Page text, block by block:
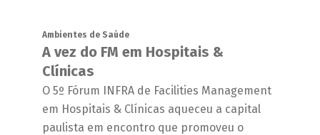
Ambientes de Saúde
A vez do FM em Hospitais &
Clínicas
O 5º Fórum INFRA de Facilities Management
em Hospitais & Clínicas aqueceu a capital
paulista em encontro que promoveu o